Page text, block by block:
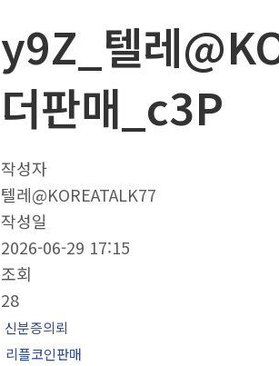
y9Z_텔레
더판매_c3P
작성자
텔레@KOREATALK77
작성일
2026-06-29 17:15
조회
28
신분증의뢰
리플코인판매